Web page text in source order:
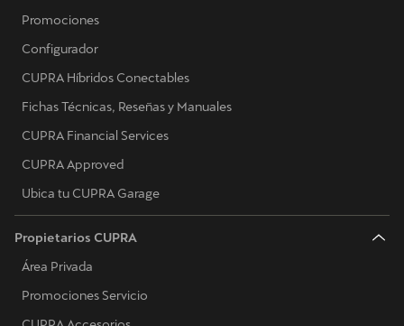
Promociones
Configurador
CUPRA Híbridos Conectables
Fichas Técnicas, Reseñas y Manuales
CUPRA Financial Services
CUPRA Approved
Ubica tu CUPRA Garage
Propietarios CUPRA
Área Privada
Promociones Servicio